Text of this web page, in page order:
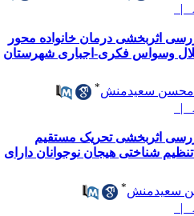
اثربخشی درمان خانواده محور
وسواس فکری-اجباری شهرستان
سعیدمنش
اثربخشی تحریک مستقیم
شناختی هیجان نوجوانان دارای
سعیدمنش